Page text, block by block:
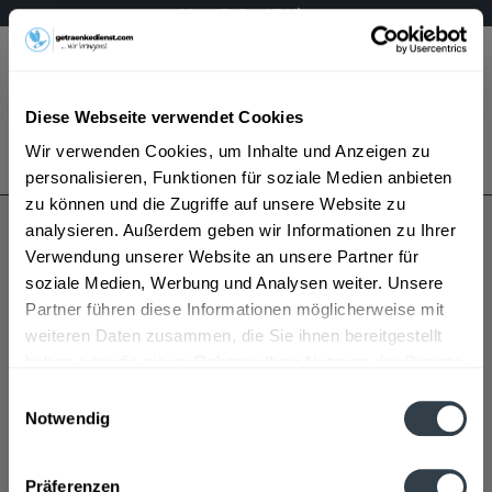
Diese Webseite verwendet Cookies
Wir verwenden Cookies, um Inhalte und Anzeigen zu
personalisieren, Funktionen für soziale Medien anbieten
zu können und die Zugriffe auf unsere Website zu
analysieren. Außerdem geben wir Informationen zu Ihrer
Verwendung unserer Website an unsere Partner für
soziale Medien, Werbung und Analysen weiter. Unsere
Partner führen diese Informationen möglicherweise mit
weiteren Daten zusammen, die Sie ihnen bereitgestellt
Notwendig
Präferenzen
Mo – Fr 9 – 17 Uhr
Menü
Bestellung widerrufen
Es gilt unsere Datenschutzerklärung
Sambalita
Sambalita wird in den folgenden Regionen, Städten,